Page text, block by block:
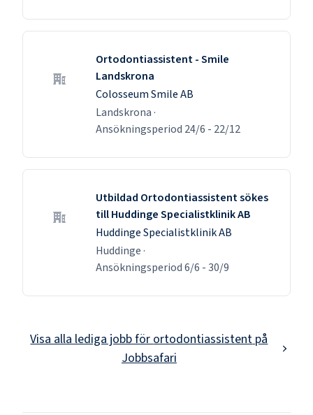
Ortodontiassistent - Smile
Landskrona
Colosseum Smile AB
Landskrona ·
Ansökningsperiod 24/6 - 22/12
Utbildad Ortodontiassistent sökes
till Huddinge Specialistklinik AB
Huddinge Specialistklinik AB
Huddinge ·
Ansökningsperiod6/6 -30/9
Visa alla lediga jobb för ortodontiassistent på
Jobbsafari